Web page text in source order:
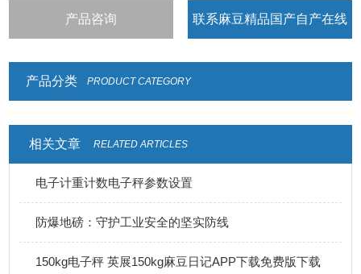
产品咨询 联系麻豆精品国产自产在线
产品分类
PRODUCT CATEGORY
相关文章 RELATED ARTICLES
电子计重计数电子秤参数设置
防爆地磅：守护工业安全的坚实防线
150kg电子秤 英展150kg麻豆日记APP下载免费版下载